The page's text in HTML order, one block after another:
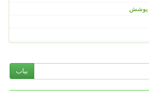
پوشش
بیاب